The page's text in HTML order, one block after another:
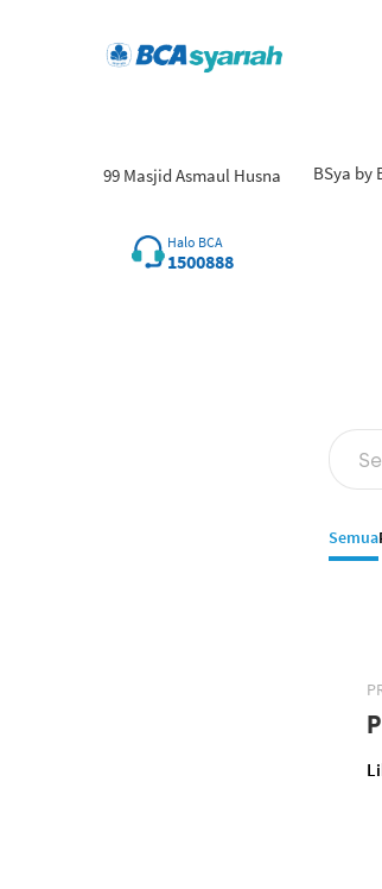
99 Masjid Asmaul Husna BSya by
Halo BCA
1500888
Semua